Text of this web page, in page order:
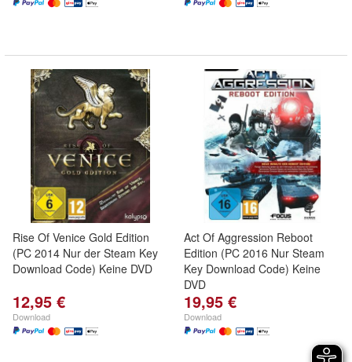
Rise Of Venice Gold Edition
(PC 2014 Nur der Steam Key
Download Code) Keine DVD
12,95 €
Download
Act Of Aggression Reboot
Edition (PC 2016 Nur Steam
Key Download Code) Keine
DVD
19,95 €
Download